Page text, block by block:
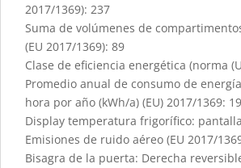
2017/1369): 237
Suma de volúmenes de
(EU 2017/1369): 89
Clase de eficiencia energética (norma
Promedio anual de consumo de
hora por año (kWh/a) (EU) 2017/1369:
Display temperatura frigorífico:
Emisiones de ruido aéreo (EU 2017/
Bisagra de la puerta: Derecha